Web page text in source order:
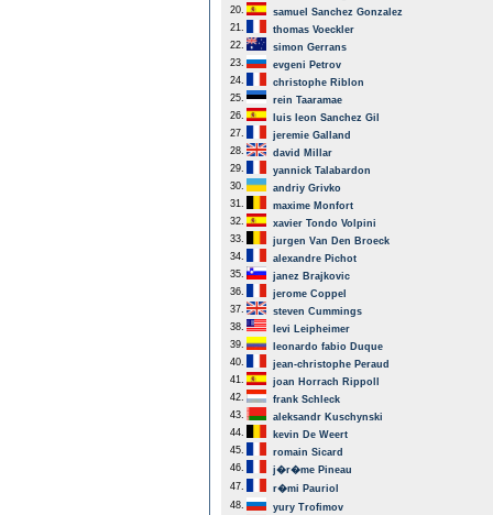
20.
samuel Sanchez Gonzalez
21.
thomas Voeckler
22.
simon Gerrans
23.
evgeni Petrov
24.
christophe Riblon
25.
rein Taaramae
26.
luis leon Sanchez Gil
27.
jeremie Galland
28.
david Millar
29.
yannick Talabardon
30.
andriy Grivko
31.
maxime Monfort
32.
xavier Tondo Volpini
33.
jurgen Van Den Broeck
34.
alexandre Pichot
35.
janez Brajkovic
36.
jerome Coppel
37.
steven Cummings
38.
levi Leipheimer
39.
leonardo fabio Duque
40.
jean-christophe Peraud
41.
joan Horrach Rippoll
42.
frank Schleck
43.
aleksandr Kuschynski
44.
kevin De Weert
45.
romain Sicard
46.
j�r�me Pineau
47.
r�mi Pauriol
48.
yury Trofimov